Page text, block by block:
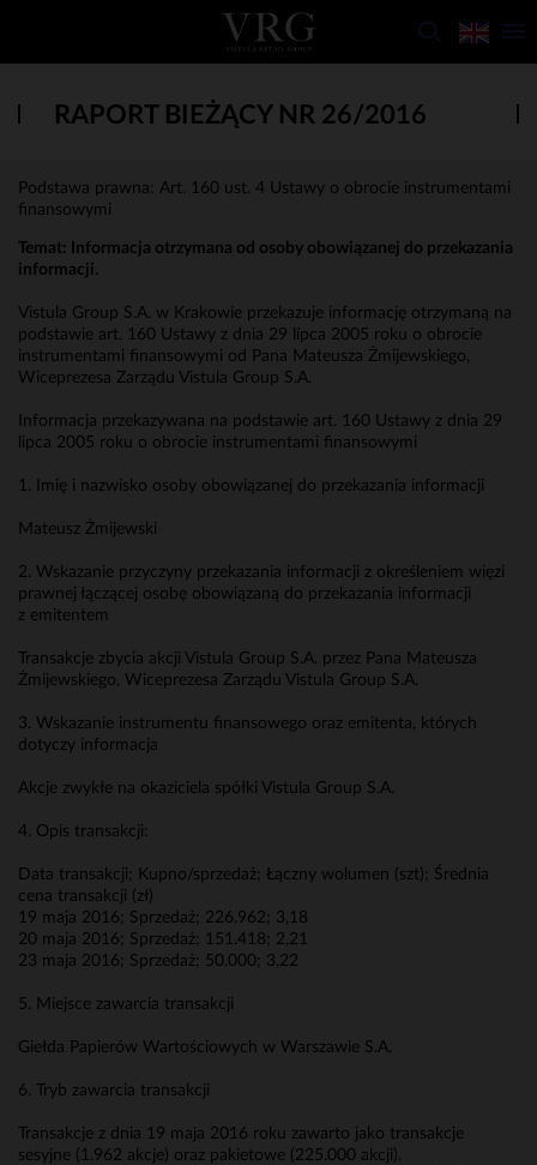
RAPORT BIEŻĄCY NR 26/2016
Podstawa prawna: Art. 160 ust. 4 Ustawy o obrocie instrumentami
finansowymi
Temat: Informacja otrzymana od osoby obowiązanej do przekazania
informacji.
Vistula Group S.A. w Krakowie przekazuje informację otrzymaną na
podstawie art. 160 Ustawy z dnia 29 lipca 2005 roku o obrocie
instrumentami finansowymi od Pana Mateusza Żmijewskiego,
Wiceprezesa Zarządu Vistula Group S.A.
Informacja przekazywana na podstawie art. 160 Ustawy z dnia 29
lipca 2005 roku o obrocie instrumentami finansowymi
1. Imię i nazwisko osoby obowiązanej do przekazania informacji
Mateusz Żmijewski
2. Wskazanie przyczyny przekazania informacji z określeniem więzi
prawnej łączącej osobę obowiązaną do przekazania informacji
z emitentem
Transakcje zbycia akcji Vistula Group S.A. przez Pana Mateusza
Żmijewskiego, Wiceprezesa Zarządu Vistula Group S.A.
3. Wskazanie instrumentu finansowego oraz emitenta, których
dotyczy informacja
Akcje zwykłe na okaziciela spółki Vistula Group S.A.
4. Opis transakcji:
Data transakcji; Kupno/sprzedaż; Łączny wolumen (szt); Średnia
cena transakcji (zł)
19 maja 2016; Sprzedaż; 226.962; 3,18
20 maja 2016; Sprzedaż; 151.418; 2,21
23 maja 2016; Sprzedaż; 50.000; 3,22
5. Miejsce zawarcia transakcji
Giełda Papierów Wartościowych w Warszawie S.A.
6. Tryb zawarcia transakcji
Transakcje z dnia 19 maja 2016 roku zawarto jako transakcje
sesyjne (1.962 akcje) oraz pakietowe (225.000 akcji).